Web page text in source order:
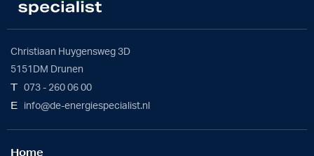
Christiaan Huygensweg 3D
5151DM Drunen
T 073 - 260 06 00
E info@de-energiespecialist.nl
Home